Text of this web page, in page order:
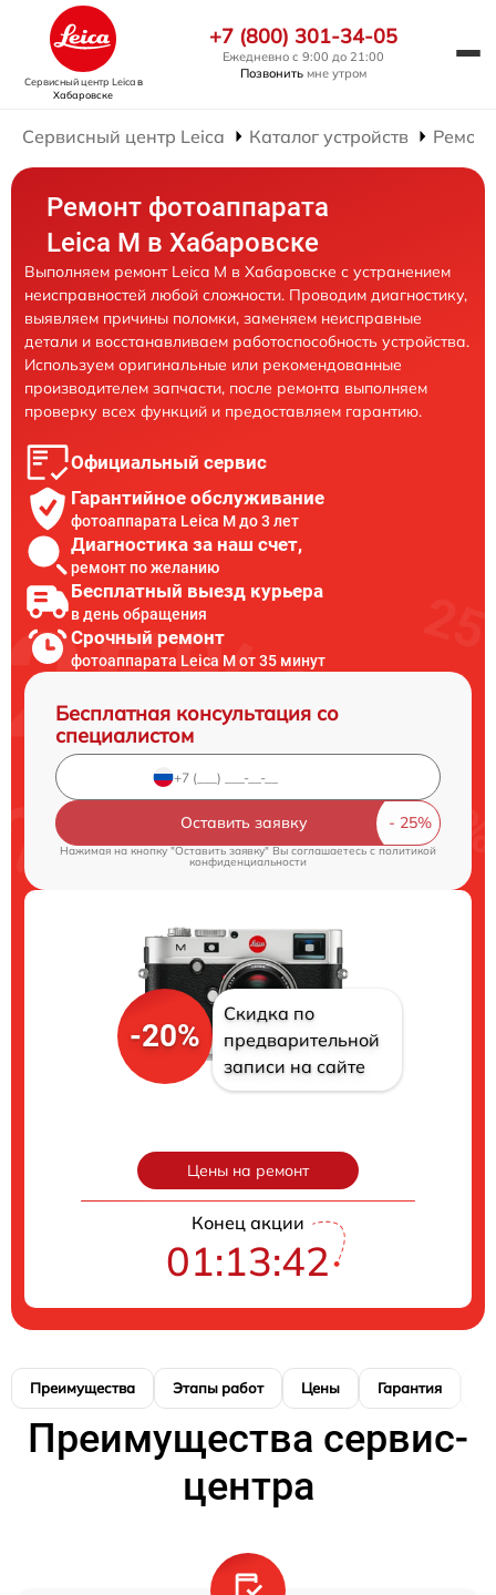
Сервисный центр Leicaв
Хабаровске
+7 (800) 301-34-05
Ежедневно с 9:00 до 21:00
Позвонить мне утром
Сервисный центр Leica Каталог устройств
Ремонт фотоаппарата
Leica M в Хабаровске
Выполняем ремонт Leica M в Хабаровске с устранением
неисправностей любой сложности. Проводим диагностику,
выявляем причины поломки, заменяем неисправные
детали и восстанавливаем работоспособность устройства.
Используем оригинальные или рекомендованные
производителем запчасти, после ремонта выполняем
проверку всех функций и предоставляем гарантию.
Официальный сервис
Гарантийное обслуживание
фотоаппарата Leica M до 3 лет
Диагностика за наш счет,
ремонт по желанию
Бесплатный выезд курьера
в день обращения
Срочный ремонт
фотоаппарата Leica M от 35 минут
Бесплатная консультация со
специалистом
Оставить заявку
Нажимая на кнопку "Оставить заявку" Вы соглашаетесь cполитикой
конфиденциальности
-20%
Скидка по
предварительной
записи на сайте
Цены на ремонт
Конец акции
01:13:41
Преимущества Этапы работ Цены Гарантия
Преимущества сервис-
центра